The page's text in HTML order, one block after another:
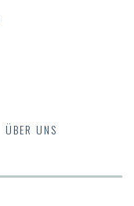
ÜBER UNS